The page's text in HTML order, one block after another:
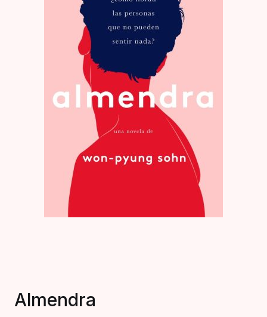
Almendra